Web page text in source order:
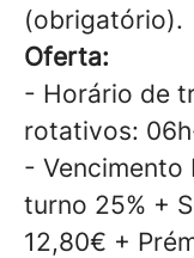
(obrigatório).
Oferta:
- Horário de
rotativos:
- Vencimento
turno 25% +
12,80€ +